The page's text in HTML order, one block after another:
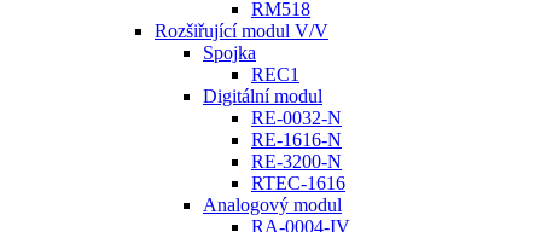
RM518
Rozšiřující modul V/V
Spojka
REC1
Digitální modul
RE-0032-N
RE-1616-N
RE-3200-N
RTEC-1616
Analogový modul
RA-0004-IV